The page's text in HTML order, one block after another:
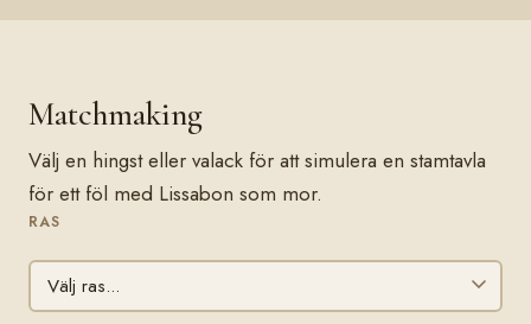
Matchmaking
Välj en hingst eller valack för att simulera en stamtavla
för ett föl med Lissabon som mor.
RAS